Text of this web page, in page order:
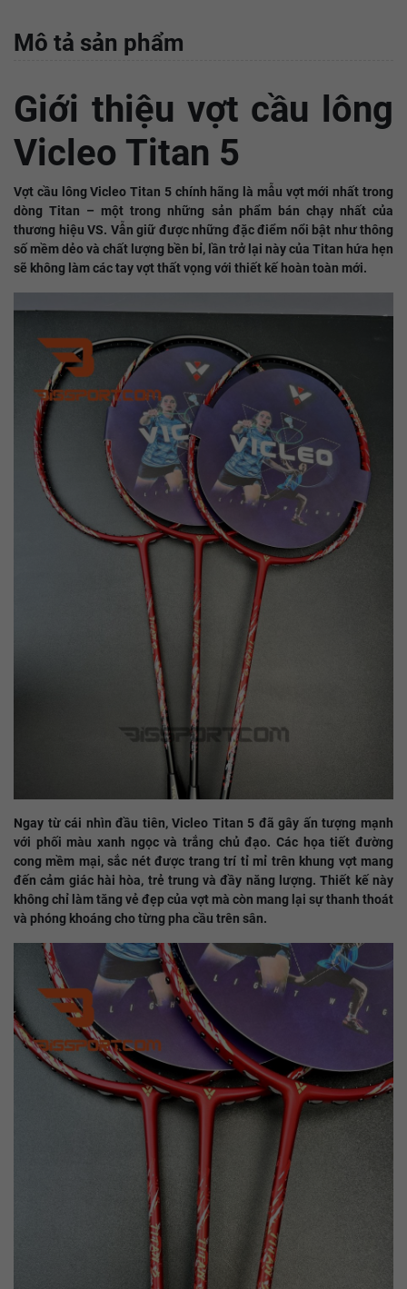
Mô tả sản phẩm
Giới thiệu vợt cầu lông
Vicleo Titan 5
Vợt cầu lông Vicleo Titan 5 chính hãng là mẫu vợt mới nhất trong
dòng Titan – một trong những sản phẩm bán chạy nhất của
thương hiệu VS. Vẫn giữ được những đặc điểm nổi bật như thông
số mềm dẻo và chất lượng bền bỉ, lần trở lại này của Titan hứa hẹn
sẽ không làm các tay vợt thất vọng với thiết kế hoàn toàn mới.
Ngay từ cái nhìn đầu tiên, Vicleo Titan 5 đã gây ấn tượng mạnh
với phối màu xanh ngọc và trắng chủ đạo. Các họa tiết đường
cong mềm mại, sắc nét được trang trí tỉ mỉ trên khung vợt mang
đến cảm giác hài hòa, trẻ trung và đầy năng lượng. Thiết kế này
không chỉ làm tăng vẻ đẹp của vợt mà còn mang lại sự thanh thoát
và phóng khoáng cho từng pha cầu trên sân.